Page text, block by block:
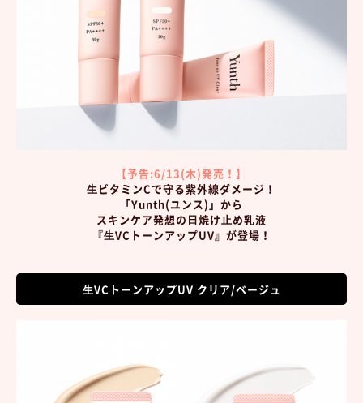
【予告:6/13(木)発売！】
⽣ビタミンCで守る紫外線ダメージ！
「Yunth(ユンス)」から
スキンケア発想の⽇焼け⽌め乳液
『⽣VCトーンアップUV』が登場！
⽣VCトーンアップUV クリア/ベージュ